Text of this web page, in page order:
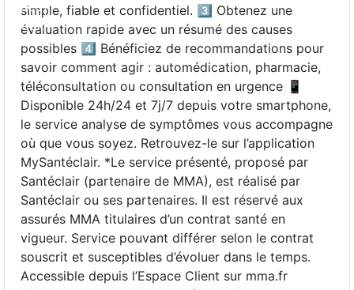
simple, fiable et confidentiel. 3️⃣ Obtenez une
évaluation rapide avec un résumé des causes
possibles 4️⃣ Bénéficiez de recommandations pour
savoir comment agir : automédication, pharmacie,
téléconsultation ou consultation en urgence 📱
Disponible 24h/24 et 7j/7 depuis votre smartphone,
le service analyse de symptômes vous accompagne
où que vous soyez. Retrouvez-le sur l’application
MySantéclair. *Le service présenté, proposé par
Santéclair (partenaire de MMA), est réalisé par
Santéclair ou ses partenaires. Il est réservé aux
assurés MMA titulaires d’un contrat santé en
vigueur. Service pouvant différer selon le contrat
souscrit et susceptibles d’évoluer dans le temps.
Accessible depuis l’Espace Client sur mma.fr